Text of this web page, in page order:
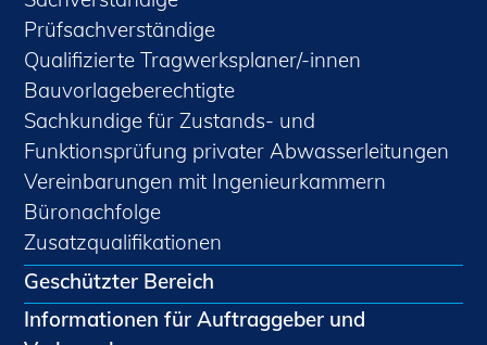
Prüfsachverständige
Qualifizierte Tragwerksplaner/-innen
Bauvorlageberechtigte
Sachkundige für Zustands- und
Funktionsprüfung privater Abwasserleitungen
Vereinbarungen mit Ingenieurkammern
Büronachfolge
Zusatzqualifikationen
Geschützter Bereich
Informationen für Auftraggeber und